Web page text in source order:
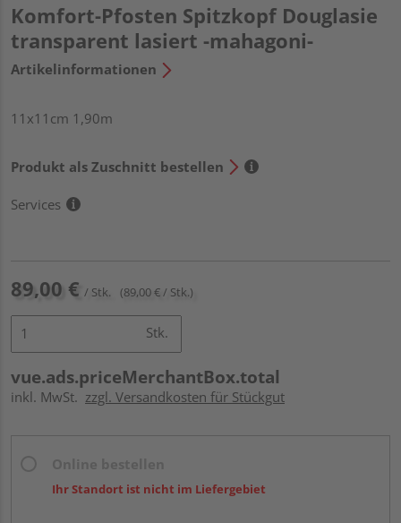
Komfort-Pfosten Spitzkopf Douglasie
transparent lasiert -mahagoni-
Artikelinformationen
11x11cm 1,90m
Produkt als Zuschnitt bestellen
Services
89,00 € / Stk. (89,00 € / Stk.)
Stk.
vue.ads.priceMerchantBox.total
inkl. MwSt. zzgl. Versandkosten für Stückgut
Ihr Standort ist nicht im Liefergebiet